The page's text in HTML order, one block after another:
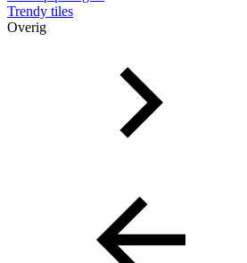
Trendy tiles
Overig